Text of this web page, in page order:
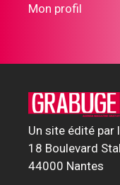
Mon profil
Un site édité par
18 Boulevard
44000 Nantes